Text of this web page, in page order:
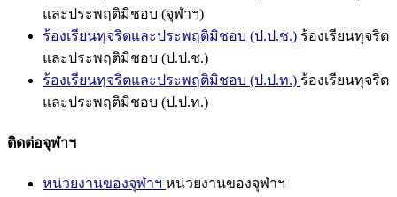
และประพฤติมิชอบ (จุฬาฯ)
ร้องเรียนทุจริตและประพฤติมิชอบ (ป.ป.ช.) ร้องเรียนทุจริต
และประพฤติมิชอบ (ป.ป.ช.)
ร้องเรียนทุจริตและประพฤติมิชอบ (ป.ป.ท.) ร้องเรียนทุจริต
และประพฤติมิชอบ (ป.ป.ท.)
ติดต่อจุฬาฯ
หน่วยงานของจุฬาฯ หน่วยงานของจุฬาฯ